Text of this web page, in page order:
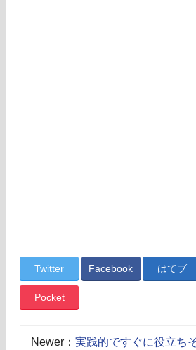
Twitter Facebook はてブ
Pocket
Newer： 実践的ですぐに役立ち